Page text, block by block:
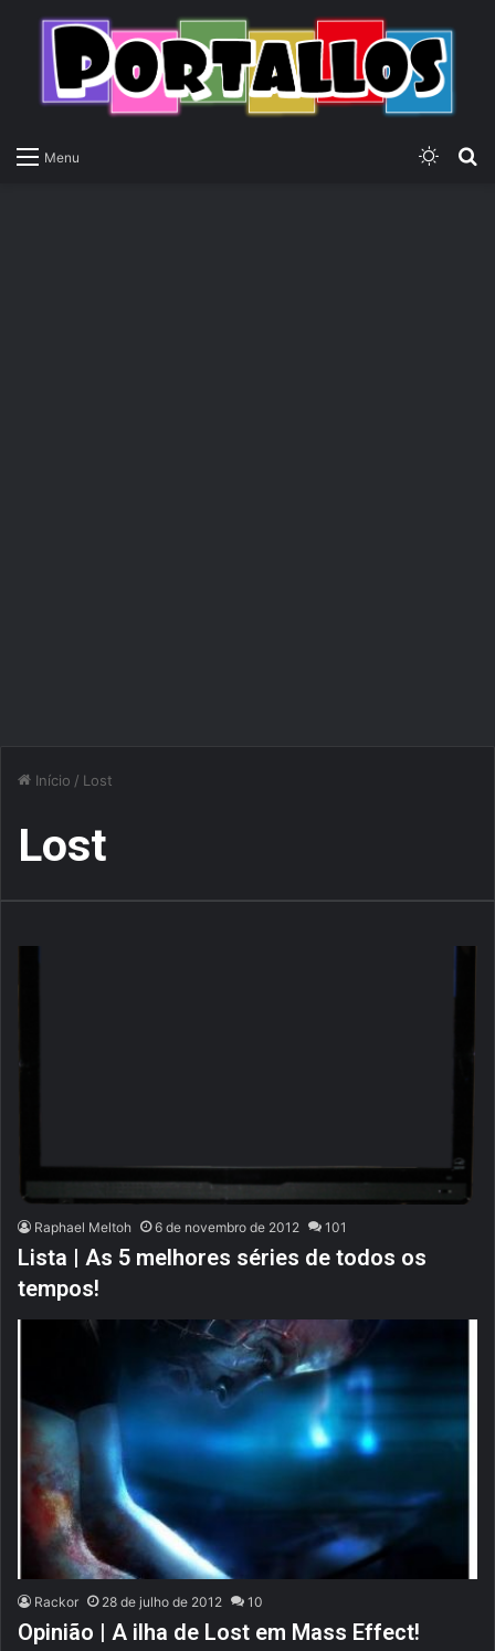
Menu
Início / Lost
Lost
Raphael Meltoh 6 de novembro de 2012 101
Lista | As 5 melhores séries de todos os
tempos!
Rackor 28 de julho de 2012 10
Opinião | A ilha de Lost em Mass Effect!